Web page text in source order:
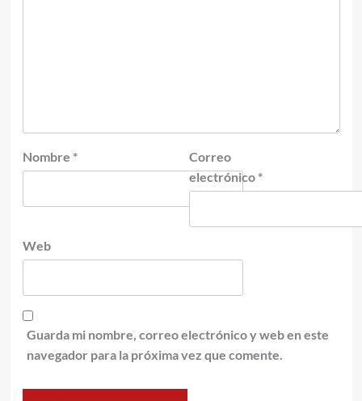
Nombre *
Correo
electrónico *
Web
Guarda mi nombre, correo electrónico y web en este
navegador para la próxima vez que comente.